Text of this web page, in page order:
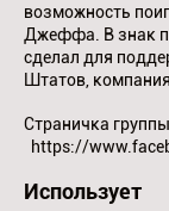
возможность
Джеффа. В знак
сделал для
Штатов,
Страничка
https://
Использует